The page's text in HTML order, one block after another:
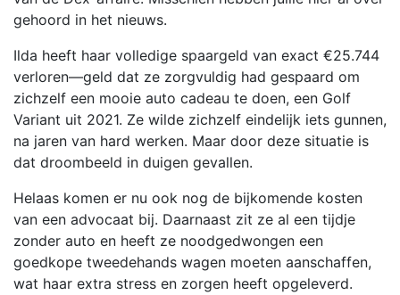
gehoord in het nieuws.
Ilda heeft haar volledige spaargeld van exact €25.744
verloren—geld dat ze zorgvuldig had gespaard om
zichzelf een mooie auto cadeau te doen, een Golf
Variant uit 2021. Ze wilde zichzelf eindelijk iets gunnen,
na jaren van hard werken. Maar door deze situatie is
dat droombeeld in duigen gevallen.
Helaas komen er nu ook nog de bijkomende kosten
van een advocaat bij. Daarnaast zit ze al een tijdje
zonder auto en heeft ze noodgedwongen een
goedkope tweedehands wagen moeten aanschaffen,
wat haar extra stress en zorgen heeft opgeleverd.